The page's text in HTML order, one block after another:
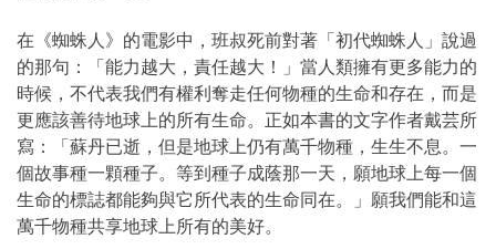
在《蜘蛛人》的電影中，班叔死前對著「初代蜘蛛人」說過
的那句：「能力越大，責任越大！」當人類擁有更多能力的
時候，不代表我們有權利奪走任何物種的生命和存在，而是
更應該善待地球上的所有生命。正如本書的文字作者戴芸所
寫：「蘇丹已逝，但是地球上仍有萬千物種，生生不息。一
個故事種一顆種子。等到種子成蔭那一天，願地球上每一個
生命的標誌都能夠與它所代表的生命同在。」願我們能和這
萬千物種共享地球上所有的美好。